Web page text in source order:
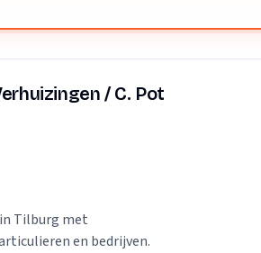
/ C. Pot
Tilburg met
en bedrijven.